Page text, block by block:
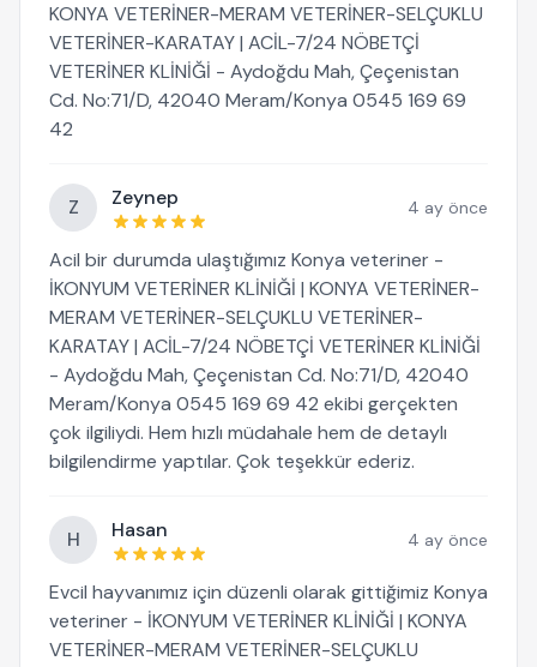
KONYA VETERİNER-MERAM VETERİNER-SELÇUKLU
VETERİNER-KARATAY | ACİL-7/24 NÖBETÇİ
VETERİNER KLİNİĞİ - Aydoğdu Mah, Çeçenistan
Cd. No:71/D, 42040 Meram/Konya 0545 169 69
42
Z Zeynep 4 ay önce
Acil bir durumda ulaştığımız Konya veteriner -
İKONYUM VETERİNER KLİNİĞİ | KONYA VETERİNER-
MERAM VETERİNER-SELÇUKLU VETERİNER-
KARATAY | ACİL-7/24 NÖBETÇİ VETERİNER KLİNİĞİ
- Aydoğdu Mah, Çeçenistan Cd. No:71/D, 42040
Meram/Konya 0545 169 69 42 ekibi gerçekten
çok ilgiliydi. Hem hızlı müdahale hem de detaylı
bilgilendirme yaptılar. Çok teşekkür ederiz.
H Hasan 4 ay önce
Evcil hayvanımız için düzenli olarak gittiğimiz Konya
veteriner - İKONYUM VETERİNER KLİNİĞİ | KONYA
VETERİNER-MERAM VETERİNER-SELÇUKLU